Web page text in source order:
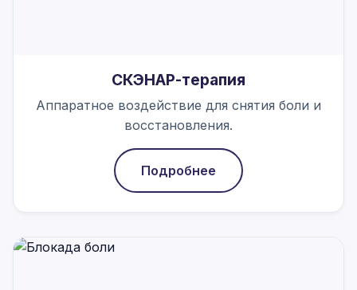
СКЭНАР-терапия
Аппаратное воздействие для снятия боли и
восстановления.
Подробнее